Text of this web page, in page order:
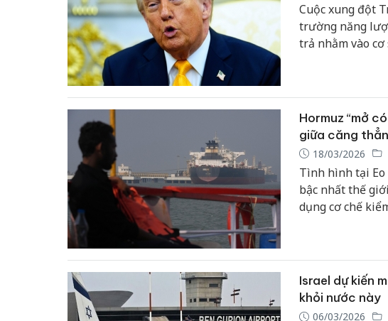
Cuộc xung đột
trường năng
trả nhằm vào
Hormuz “mở
giữa căng
18/03/2026
Tình hình tại
bậc nhất thế
dụng cơ chế
Israel dự kiến
khỏi nước này
06/03/2026